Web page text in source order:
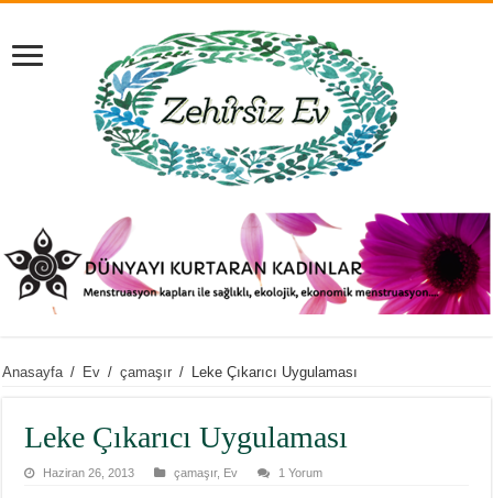
Anasayfa / Ev / çamaşır / Leke Çıkarıcı Uygulaması
Leke Çıkarıcı Uygulaması
Haziran 26, 2013 çamaşır, Ev 1 Yorum